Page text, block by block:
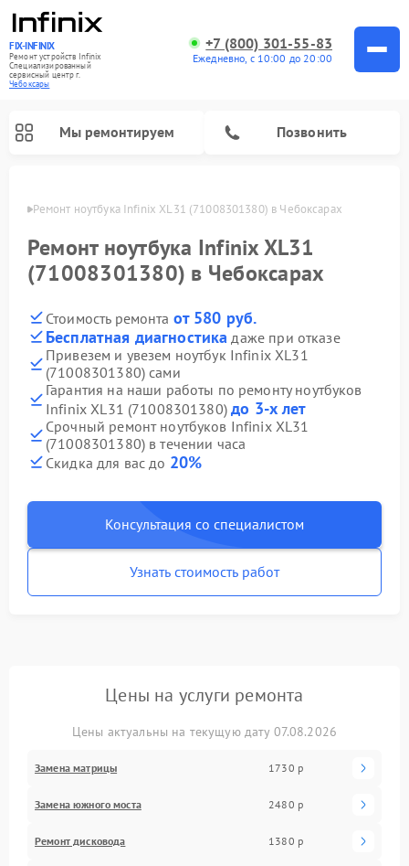
FIX-INFINIX
Ремонт устройств Infinix
Специализированный
cервисный центр г.
Чебоксары
+7 (800) 301-55-83
Ежедневно, с 10:00 до 20:00
Мы ремонтируем Позвонить
Ремонт ноутбука Infinix XL31 (71008301380) в Чебоксарах
Ремонт ноутбука Infinix XL31
(71008301380) в Чебоксарах
Стоимость ремонта от 580 руб.
Бесплатная диагностика даже при отказе
Привезем и увезем ноутбук Infinix XL31
(71008301380) сами
Гарантия на наши работы по ремонту ноутбуков
Infinix XL31 (71008301380)до 3-х лет
Срочный ремонт ноутбуков Infinix XL31
(71008301380) в течении часа
Скидка для вас до 20%
Консультация со специалистом
Узнать стоимость работ
Цены на услуги ремонта
Цены актуальны на текущую дату 07.08.2026
Замена матрицы 1730 р
Замена южного моста 2480 р
Ремонт дисковода 1380 р